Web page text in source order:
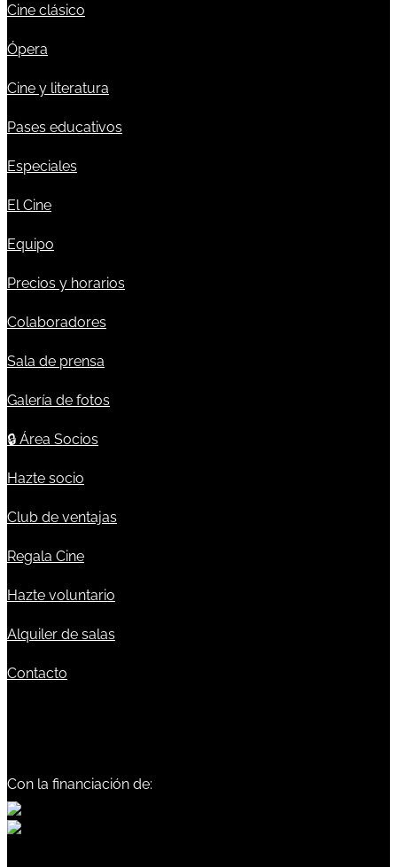
Cine clásico
Ópera
Cine y literatura
Pases educativos
Especiales
El Cine
Equipo
Precios y horarios
Colaboradores
Sala de prensa
Galería de fotos
🔒 Área Socios
Hazte socio
Club de ventajas
Regala Cine
Hazte voluntario
Alquiler de salas
Contacto
Con la financiación de: